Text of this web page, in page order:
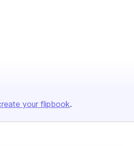
your flipbook.